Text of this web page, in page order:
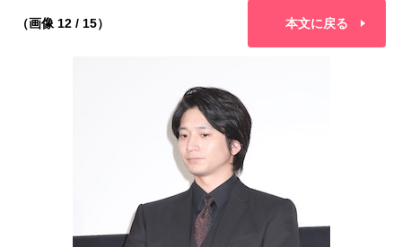
（画像 12 / 15） 本文に戻る